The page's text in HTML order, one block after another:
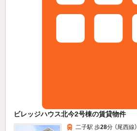
ビレッジハウス北今2号棟の賃貸物件
二子駅 歩28分 （尾西線）